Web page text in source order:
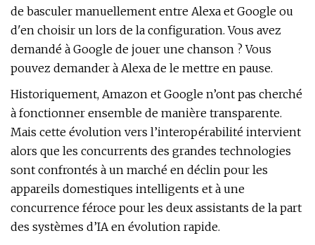
de basculer manuellement entre Alexa et Google ou
d'en choisir un lors de la configuration. Vous avez
demandé à Google de jouer une chanson ? Vous
pouvez demander à Alexa de le mettre en pause.
Historiquement, Amazon et Google n’ont pas cherché
à fonctionner ensemble de manière transparente.
Mais cette évolution vers l’interopérabilité intervient
alors que les concurrents des grandes technologies
sont confrontés à un marché en déclin pour les
appareils domestiques intelligents et à une
concurrence féroce pour les deux assistants de la part
des systèmes d’IA en évolution rapide.